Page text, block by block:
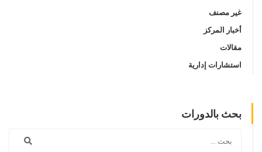
غير مصنف
أخبار المركز
مقالات
استشارات إدارية
بحث بالدورات